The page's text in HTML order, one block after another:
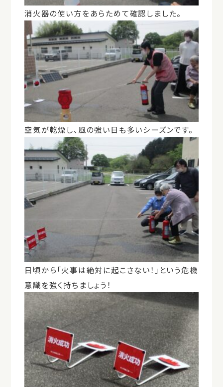
消火器の使い方をあらためて確認しました。
空気が乾燥し、風の強い日も多いシーズンです。
日頃から「火事は絶対に起こさない！」という危機
意識を強く持ちましょう！